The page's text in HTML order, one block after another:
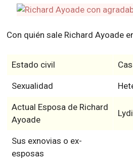
Con quién sale Richard Ayoade
Estado civil
Sexualidad
Actual Esposa de Richard
Ayoade
Sus exnovias o ex-
esposas